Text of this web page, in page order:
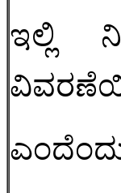
ಇಲ್ಲಿ